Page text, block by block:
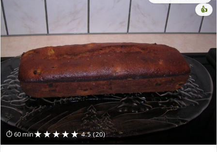
⏱ 60 min★★★★★ 4.5 (20)
👍